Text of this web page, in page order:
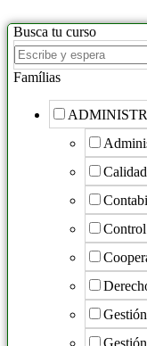
Busca tu curso
Famílias
Calidad